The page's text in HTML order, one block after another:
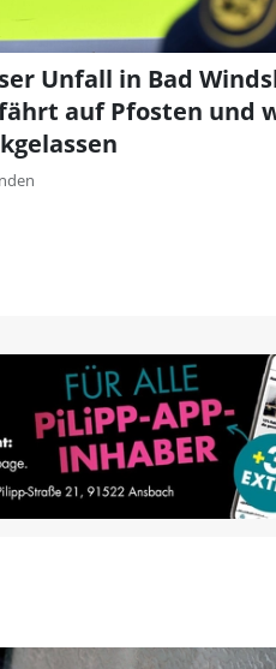
Unfall in Bad
auf Pfosten und